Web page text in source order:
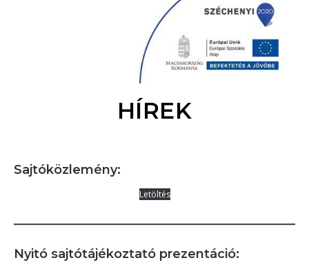
HÍREK
Sajtóközlemény:
Letöltés
Nyitó sajtótájékoztató prezentáció: